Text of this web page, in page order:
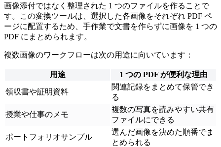
画像添付ではなく整理された 1 つのファイルを作ることで
す。この変換ツールは、選択した各画像をそれぞれ PDF ペ
ージに配置するため、手作業で文書を作らずに画像を 1 つの
PDF にまとめられます。
複数画像のワークフローは次の用途に向いています：
用途 1 つの PDF が便利な理由
領収書や証明資料
関連記録をまとめて保管でき
る
授業や仕事のメモ
複数の写真を読みやすい共有
ファイルにできる
ポートフォリオサンプル
選んだ画像を決めた順番でま
とめられる